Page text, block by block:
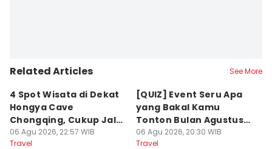
Related Articles See More
4 Spot Wisata di Dekat
Hongya Cave
Chongqing, Cukup Jalan
Kaki!
06 Agu 2026, 22:57 WIB
Travel
[QUIZ] Event Seru Apa
yang Bakal Kamu
Tonton Bulan Agustus
2026 Ini?
06 Agu 2026, 20:30 WIB
Travel